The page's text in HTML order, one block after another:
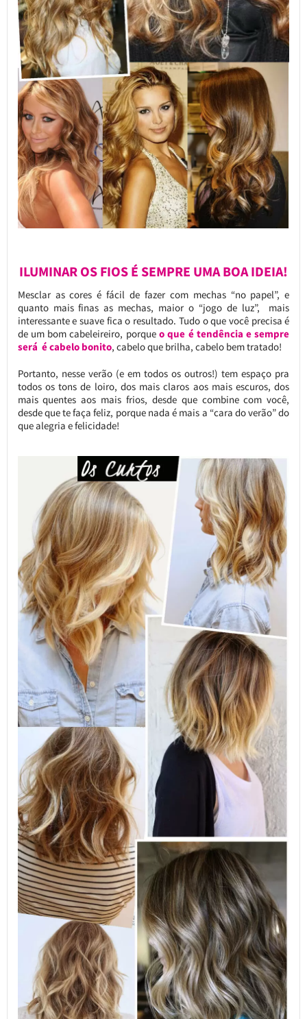
ILUMINAR OS FIOS É SEMPRE UMA BOA IDEIA!
Mesclar as cores é fácil de fazer com mechas “no papel”, e
quanto mais finas as mechas, maior o “jogo de luz”, mais
interessante e suave fica o resultado. Tudo o que você precisa é
de um bom cabeleireiro, porque o que é tendência e sempre
será é cabelo bonito, cabelo que brilha, cabelo bem tratado!
Portanto, nesse verão (e em todos os outros!) tem espaço pra
todos os tons de loiro, dos mais claros aos mais escuros, dos
mais quentes aos mais frios, desde que combine com você,
desde que te faça feliz, porque nada é mais a “cara do verão” do
que alegria e felicidade!